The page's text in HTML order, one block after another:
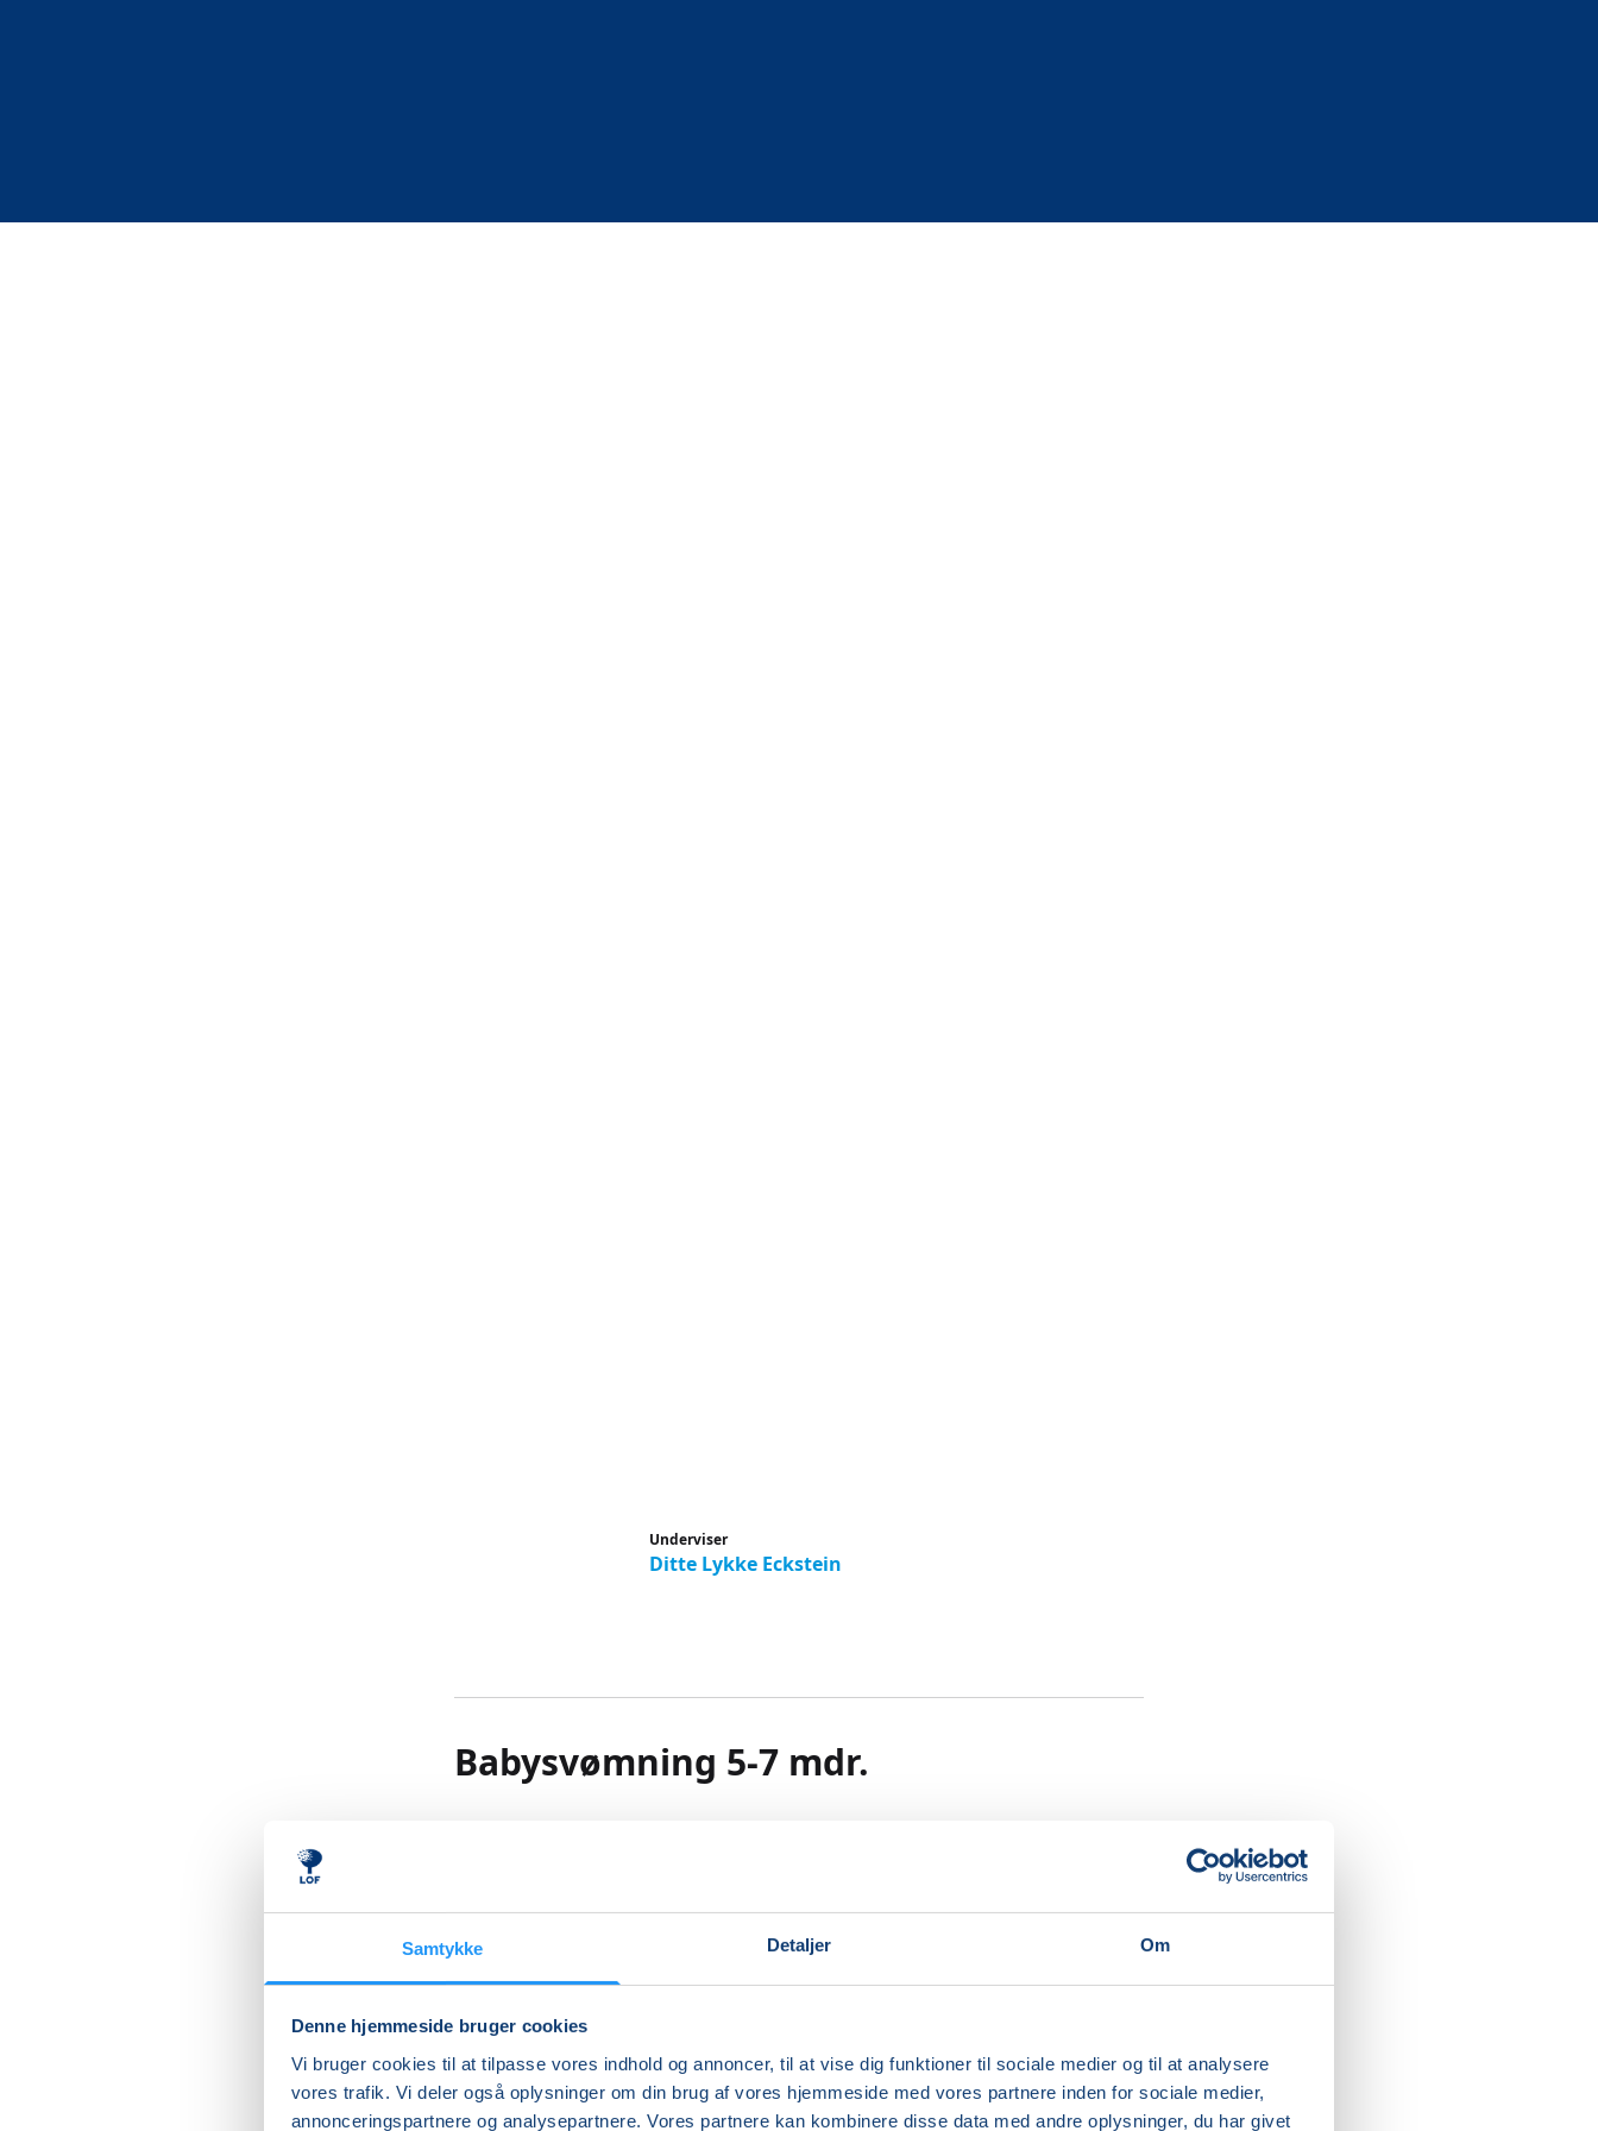
Samtykke Detaljer Om
Denne hjemmeside bruger cookies
Vi bruger cookies til at tilpasse vores indhold og annoncer, til at vise dig funktioner til sociale medier og til at analysere
vores trafik. Vi deler også oplysninger om din brug af vores hjemmeside med vores partnere inden for sociale medier,
annonceringspartnere og analysepartnere. Vores partnere kan kombinere disse data med andre oplysninger, du har givet
Underviser
Ditte Lykke Eckstein
Babysvømning 5-7 mdr.
samvær i det våde element med træning af sikkerhed, balance, position og
understøttelse i vand. Trygheden højnes undervejs både for barn og voksen,
imens der leges, udforskes og udfordres. Vi starter roligt op og når
børnenes tempo, så alle kan opleve glæden, styrken og velværet ved at
bevæge sig i vand. Forskellige sange indgår naturligt i undervisningen.